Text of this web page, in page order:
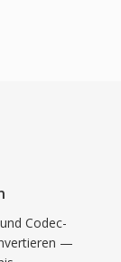
von
OGA
Codec-
—